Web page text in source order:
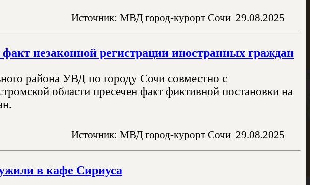
Источник: МВД город-курорт Сочи 29.08.2025
незаконной регистрации иностранных граждан
района УВД по городу Сочи совместно с
области пресечен факт фиктивной постановки на
Источник: МВД город-курорт Сочи 29.08.2025
в кафе Сириуса